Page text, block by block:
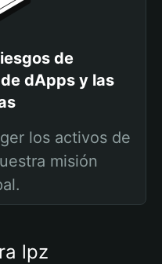
de
dApps y las
los activos de
misión
lpz